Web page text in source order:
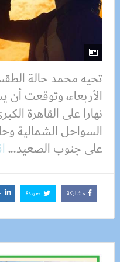
تحيه محمد حالة
الأربعاء، وتوقعت
نهارا على القاهرة
السواحل الشمالية
على جنوب الصعيد...
مشاركة تغريدة